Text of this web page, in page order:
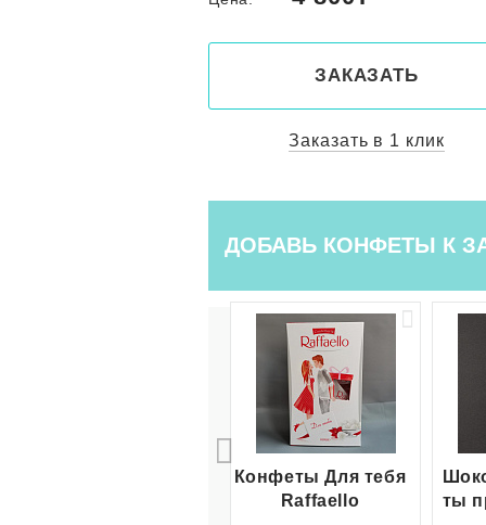
ЗАКАЗАТЬ
Заказать в 1 клик
ДОБАВЬ КОНФЕТЫ К
Конфеты Для тебя
Raffaello
ты